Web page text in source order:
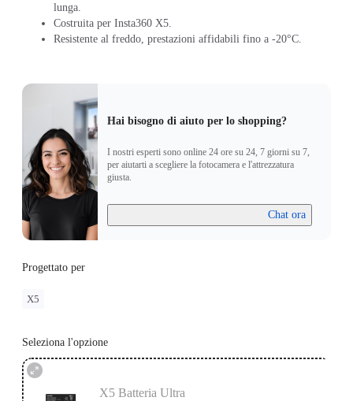
lunga.
Costruita per Insta360 X5.
Resistente al freddo, prestazioni affidabili fino a -20°C.
Hai bisogno di aiuto per lo shopping?
I nostri esperti sono online 24 ore su 24, 7 giorni su 7,
per aiutarti a scegliere la fotocamera e l'attrezzatura
giusta.
Chat ora
Progettato per
X5
Seleziona l'opzione
X5 Batteria Ultra